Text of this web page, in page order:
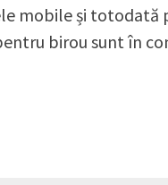
mobile și
birou sunt în